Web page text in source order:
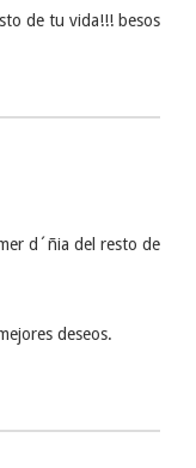
de tu vida!!! besos
d´ñia del resto de
deseos.